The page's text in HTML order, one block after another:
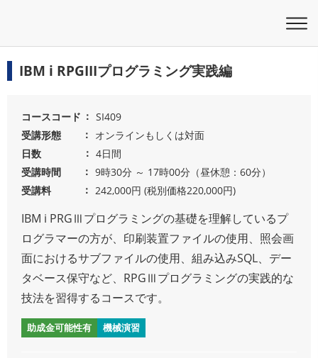
IBM i RPGIIIプログラミング実践編
コースコード
SI409
受講形態
オンラインもしくは対面
日数
4日間
受講時間
9時30分 ～ 17時00分（昼休憩：60分）
受講料
242,000円 (税別価格220,000円)
IBM i PRGⅢプログラミングの基礎を理解しているプ
ログラマーの方が、印刷装置ファイルの使用、照会画
面におけるサブファイルの使用、組み込みSQL、デー
タベース保守など、RPGⅢプログラミングの実践的な
技法を習得するコースです。
助成金可能性有 機械演習